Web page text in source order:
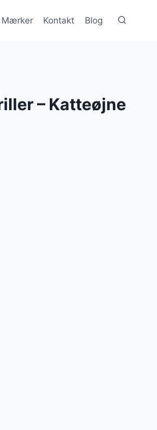
Mærker Kontakt Blog
– Katteøjne